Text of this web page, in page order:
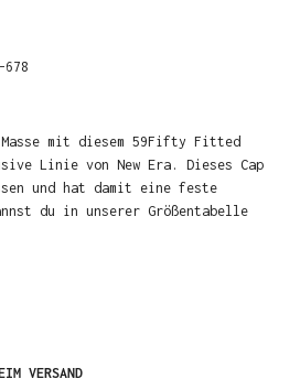
678
mit diesem 59Fifty Fitted
Linie von New Era. Dieses Cap
und hat damit eine feste
du in unserer Größentabelle
VERSAND